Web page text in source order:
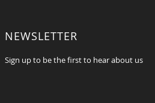
NEWSLETTER
Sign up to be the first to hear about us